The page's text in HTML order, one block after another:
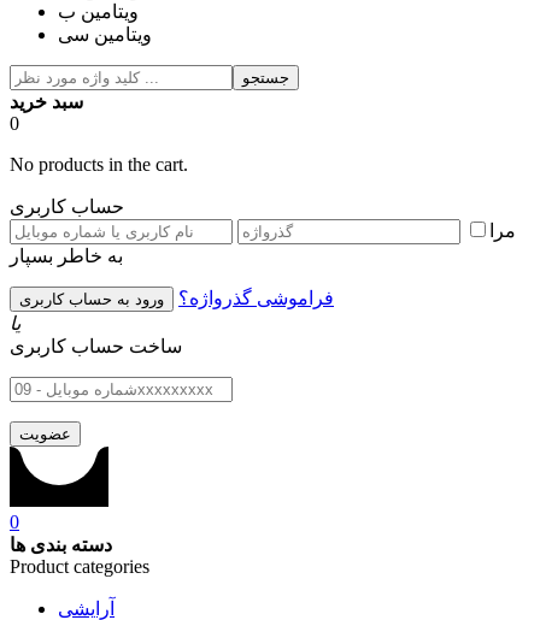
ویتامین ب
ویتامین سی
جستجو
سبد خرید
0
No products in the cart.
حساب کاربری
مرا
به خاطر بسپار
فراموشی گذرواژه؟
یا
ساخت حساب کاربری
0
دسته بندی ها
Product categories
آرایشی